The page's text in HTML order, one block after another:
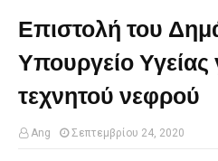
Επιστολή του
Υπουργείο Υγείας
τεχνητού νεφρού
Ang Σεπτεμβρίου 24, 2020